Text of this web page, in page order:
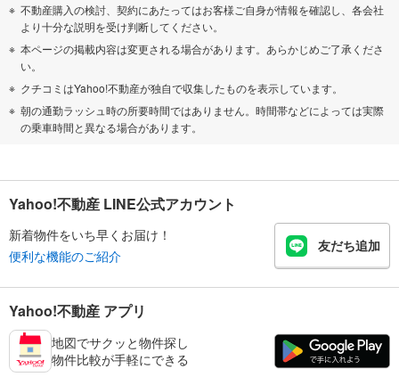
不動産購入の検討、契約にあたってはお客様ご自身が情報を確認し、各会社
より十分な説明を受け判断してください。
本ページの掲載内容は変更される場合があります。あらかじめご了承くださ
い。
クチコミはYahoo!不動産が独自で収集したものを表示しています。
朝の通勤ラッシュ時の所要時間ではありません。時間帯などによっては実際
の乗車時間と異なる場合があります。
Yahoo!不動産 LINE公式アカウント
新着物件をいち早くお届け！
便利な機能のご紹介
友だち追加
Yahoo!不動産 アプリ
地図でサクッと物件探し
物件比較が手軽にできる